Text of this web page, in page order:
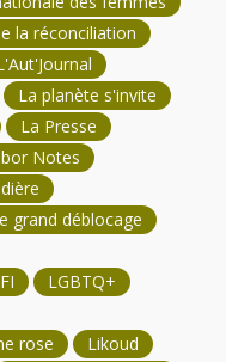
la réconciliation
La planète s'invite
La Presse
Notes
grand déblocage
LGBTQ+
rose
Likoud